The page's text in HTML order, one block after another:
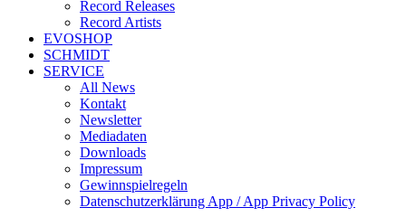
Record Releases
Record Artists
EVOSHOP
SCHMIDT
SERVICE
All News
Kontakt
Newsletter
Mediadaten
Downloads
Impressum
Gewinnspielregeln
Datenschutzerklärung App / App Privacy Policy